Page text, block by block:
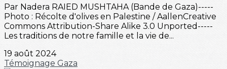
Par Nadera RAIED MUSHTAHA (Bande de Gaza)-----
Photo : Récolte d'olives en Palestine / AallenCreative
Commons Attribution-Share Alike 3.0 Unported-----
Les traditions de notre famille et la vie de...
19 août 2024
Témoignage Gaza